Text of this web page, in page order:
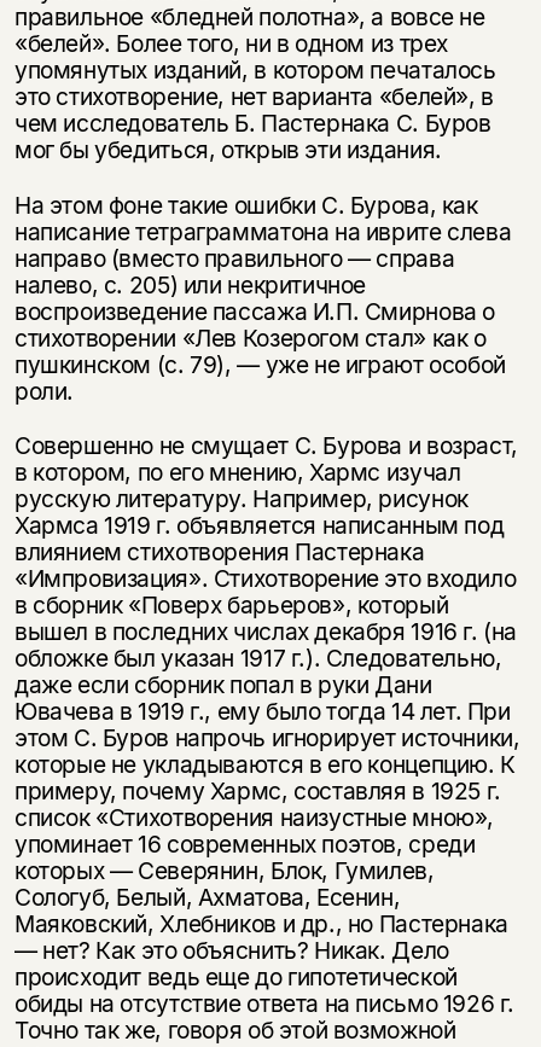
правильное «бледней полотна», а вовсе не
«белей». Более того, ни в одном из трех
упомянутых изданий, в котором печаталось
это стихотворение, нет варианта «белей», в
чем исследователь Б. Пастернака С. Буров
мог бы убедиться, открыв эти издания.
На этом фоне такие ошибки С. Бурова, как
написание тетраграмматона на иврите слева
направо (вместо правильного — справа
налево, с. 205) или некритичное
воспроизведение пассажа И.П. Смирнова о
стихотворении «Лев Козерогом стал» как о
пушкинском (с. 79), — уже не играют особой
роли.
Совершенно не смущает С. Бурова и возраст,
в котором, по его мнению, Хармс изучал
русскую литературу. Например, рисунок
Хармса 1919 г. объявляется написанным под
влиянием стихотворения Пастернака
«Импровизация». Стихотворение это входило
в сборник «Поверх барьеров», который
вышел в последних числах декабря 1916 г. (на
обложке был указан 1917 г.). Следовательно,
даже если сборник попал в руки Дани
Ювачева в 1919 г., ему было тогда 14 лет. При
этом С. Буров напрочь игнорирует источники,
которые не укладываются в его концепцию. К
примеру, почему Хармс, составляя в 1925 г.
список «Стихотворения наизустные мною»,
упоминает 16 современных поэтов, среди
которых — Северянин, Блок, Гумилев,
Сологуб, Белый, Ахматова, Есенин,
Маяковский, Хлебников и др., но Пастернака
— нет? Как это объяснить? Никак. Дело
происходит ведь еще до гипотетической
обиды на отсутствие ответа на письмо 1926 г.
Точно так же, говоря об этой возможной